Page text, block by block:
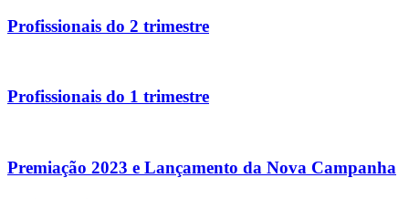
Profissionais do 2 trimestre
Profissionais do 1 trimestre
Premiação 2023 e Lançamento da Nova Campanha